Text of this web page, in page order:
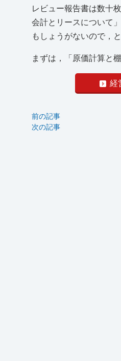
レビュー報告書は数十
会計とリースについて
もしょうがないので，
まずは，「原価計算と
経
前の記事
次の記事